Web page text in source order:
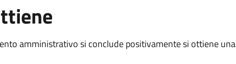
amministrativo si conclude positivamente si ottiene una